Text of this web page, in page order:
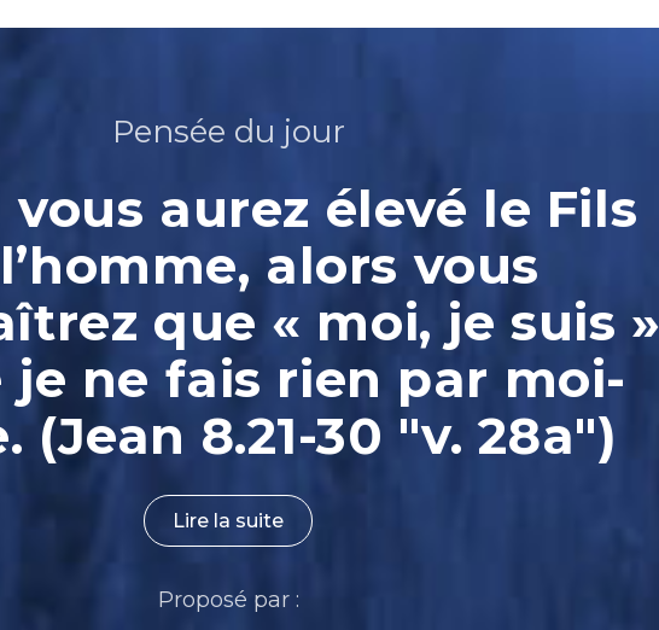
Pensée du jour
aurez élevé le Fils
alors vous
que « moi, je suis »
je ne fais rien par moi-
(Jean 8.21-30 "v. 28a")
Lire la suite
Proposé par :